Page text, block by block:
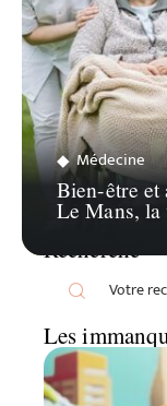
Médecine
Bien-être et
Le Mans, la
Recherche
Les